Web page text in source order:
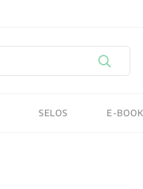
SELOS E-